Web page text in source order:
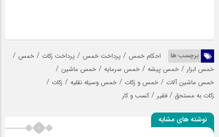
برچسب ها احکام خمس / پرداخت خمس / پرداخت زکات / خمس /
خمس ابزار / خمس پیشه / خمس سرمایه / خمس ماشین /
خمس ماشین آلات / خمس و زکات / خمس وسیله نقلیه / زکات /
زکات به مستحق / فقیر /کسب و کار
نوشته های مشابه